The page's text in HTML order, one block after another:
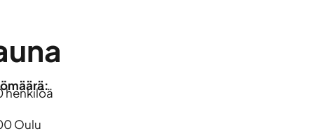
henkilöä
Oulu